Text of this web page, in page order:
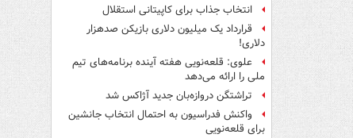
انتخاب جذاب برای کاپیتانی استقلال
قرارداد یک میلیون دلاری بازیکن صدهزار
دلاری!
علوی: قلعه‌نویی هفته آینده برنامه‌های تیم
ملی را ارائه می‌دهد
تراِشتگن دروازه‌بان جدید آژاکس شد
واکنش فدراسیون به احتمال انتخاب جانشین
برای قلعه‌نویی